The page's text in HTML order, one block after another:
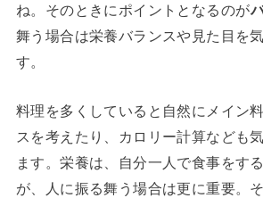
ね。そのときにポイントとなるのが
舞う場合は栄養バランスや見た目を
す。
料理を多くしていると自然にメイン
スを考えたり、カロリー計算なども
ます。栄養は、自分一人で食事をす
が、人に振る舞う場合は更に重要。